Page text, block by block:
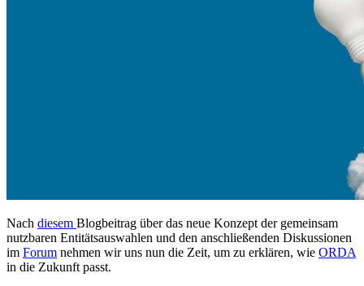
Nach diesem Blogbeitrag über das neue Konzept der gemeinsam
nutzbaren Entitätsauswahlen und den anschließenden Diskussionen
im Forum nehmen wir uns nun die Zeit, um zu erklären, wie ORDA
in die Zukunft passt.